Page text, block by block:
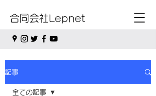
合同会社Lepnet
記事
全ての記事